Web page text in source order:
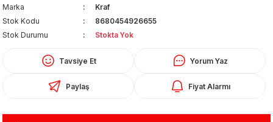
Marka
Kraf
Stok Kodu
8680454926655
Stok Durumu
Stokta Yok
Tavsiye Et Yorum Yaz
Paylaş Fiyat Alarmı